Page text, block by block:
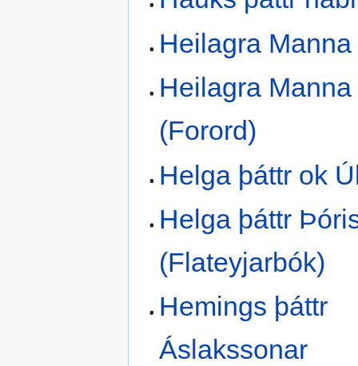
Heilagra
Heilagra
(Forord)
Helga þáttr ok
Helga þáttr
(Flateyjarbók)
Hemings þáttr
Áslakssonar